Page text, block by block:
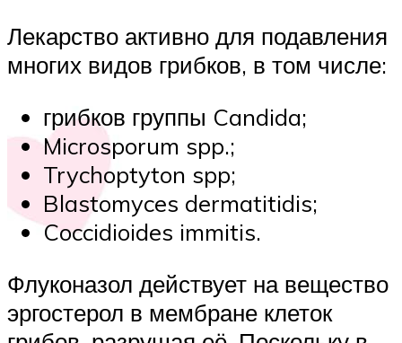
Лекарство активно для подавления
многих видов грибков, в том числе:
грибков группы Candida;
Microsporum spp.;
Trychoptyton spp;
Blastomyces dermatitidis;
Coccidioides immitis.
Флуконазол действует на вещество
эргостерол в мембране клеток